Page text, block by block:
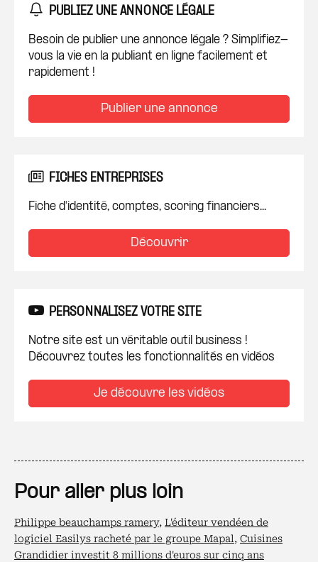
PUBLIEZ UNE ANNONCE LÉGALE
Besoin de publier une annonce légale ? Simplifiez-
vous la vie en la publiant en ligne facilement et
rapidement !
Publier une annonce
FICHES ENTREPRISES
Fiche d'identité, comptes, scoring financiers...
Découvrir
PERSONNALISEZ VOTRE SITE
Notre site est un véritable outil business !
Découvrez toutes les fonctionnalités en vidéos
Je découvre les vidéos
Pour aller plus loin
Philippe beauchamps ramery, L'éditeur vendéen de
logiciel Easilys racheté par le groupe Mapal, Cuisines
Grandidier investit 8 millions d'euros sur cinq ans